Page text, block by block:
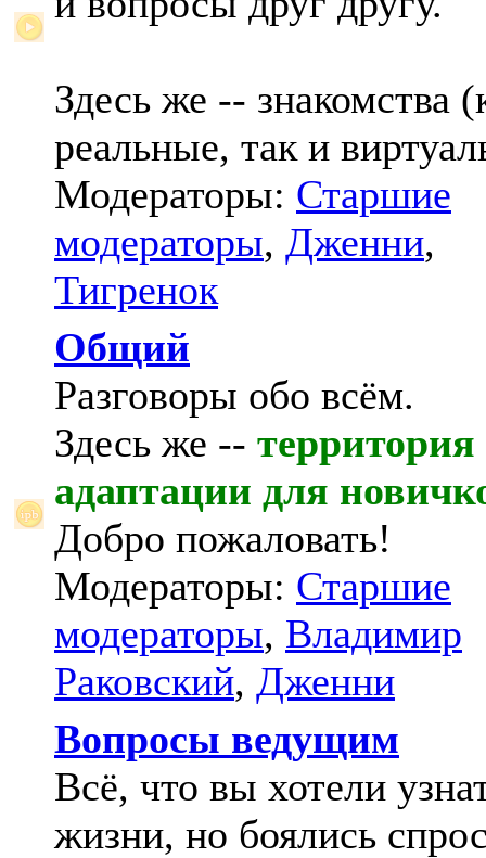
Здесь же -- знакомства
реальные, так и
Модераторы: Старшие
модераторы, Дженни,
Тигренок
Общий
Разговоры обо всём.
Здесь же -- территория
адаптации для
Добро пожаловать!
Модераторы: Старшие
модераторы, Владимир
Раковский, Дженни
Вопросы ведущим
Всё, что вы хотели
жизни, но боялись